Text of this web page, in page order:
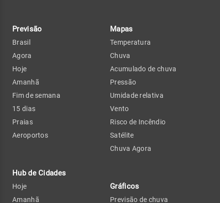
Previsão
Brasil
Agora
Hoje
Amanhã
Fim de semana
15 dias
Praias
Aeroportos
Hub de Cidades
Hoje
Amanhã
Mapas
Temperatura
Chuva
Acumulado de chuva
Pressão
Umidade relativa
Vento
Risco de Incêndio
Satélite
Chuva Agora
Gráficos
Previsão de chuva